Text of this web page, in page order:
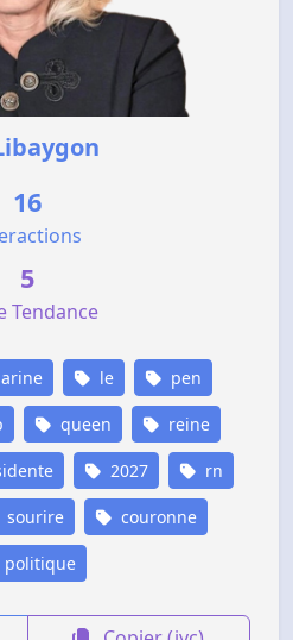
16
5
Tendance
le pen
queen reine
2027 rn
sourire couronne
politique